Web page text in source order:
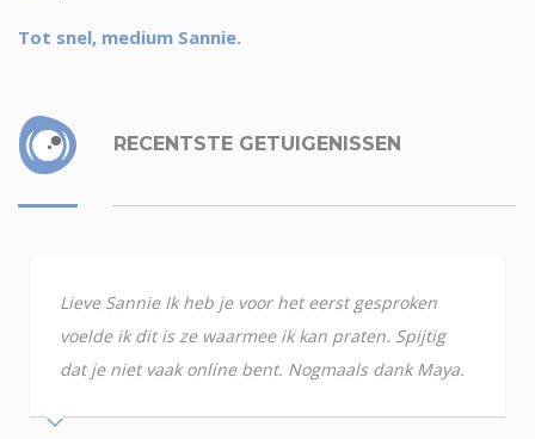
Tot snel, medium Sannie.
RECENTSTE GETUIGENISSEN
Lieve Sannie Ik heb je voor het eerst gesproken
voelde ik dit is ze waarmee ik kan praten. Spijtig
dat je niet vaak online bent. Nogmaals dank Maya.